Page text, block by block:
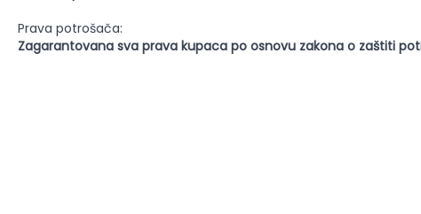
Prava potrošača:
Zagarantovana sva prava kupaca po osnovu zakona o zaštiti